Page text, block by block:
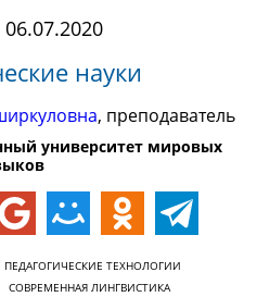
06.07.2020
науки
, преподаватель
университет мировых
ТЕХНОЛОГИИ
СОВРЕМЕННАЯ ЛИНГВИСТИКА